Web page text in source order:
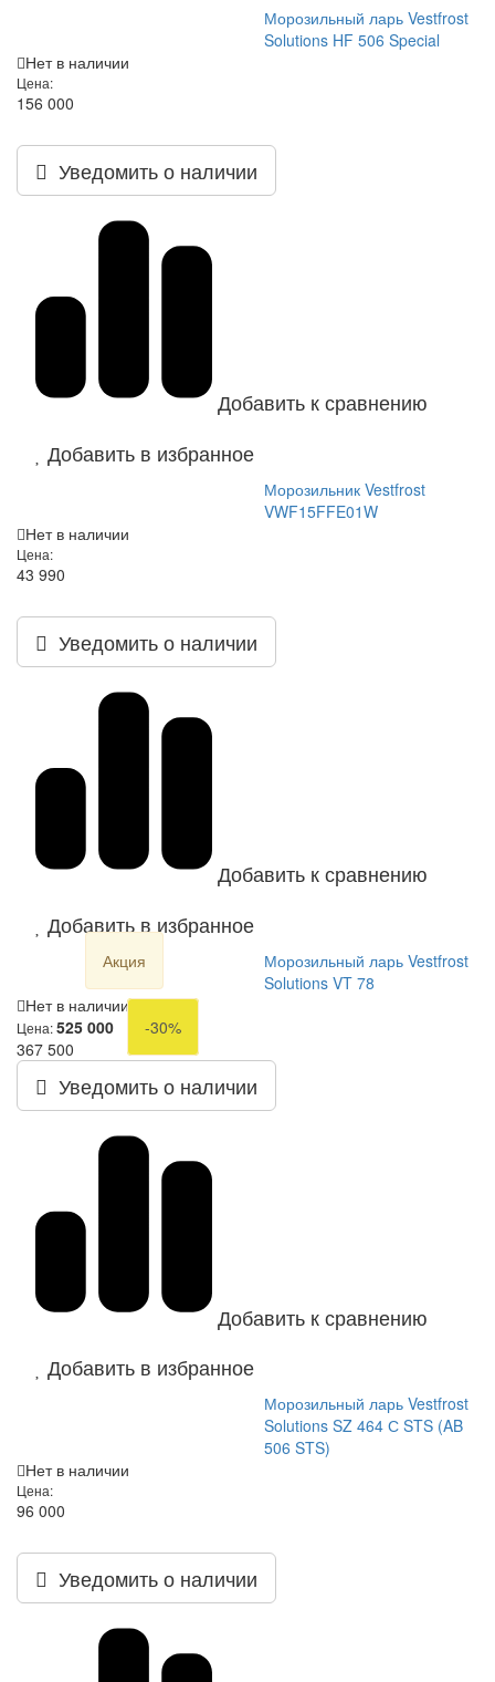
Морозильный ларь Vestfrost
Solutions HF 506 Special
Нет в наличии
Цена:
156 000
Уведомить о наличии
Добавить к сравнению
Добавить в избранное
Морозильник Vestfrost
VWF15FFE01W
Нет в наличии
Цена:
43 990
Уведомить о наличии
Добавить к сравнению
Добавить в избранное
Акция
Морозильный ларь Vestfrost
Solutions VT 78
Нет в наличии
Цена:525 000
-30%
367 500
Уведомить о наличии
Добавить к сравнению
Добавить в избранное
Морозильный ларь Vestfrost
Solutions SZ 464 С STS (AB
506 STS)
Нет в наличии
Цена:
96 000
Уведомить о наличии